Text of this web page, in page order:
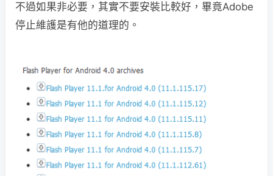
不過如果非必要，其實不要安裝比較好，畢竟Adobe
停止維護是有他的道理的。